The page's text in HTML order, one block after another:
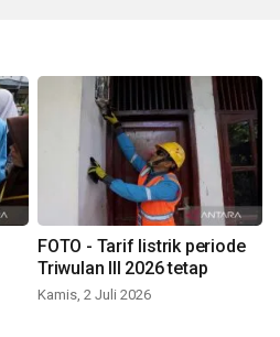
FOTO - Tarif listrik periode
Triwulan III 2026 tetap
Kamis, 2 Juli 2026